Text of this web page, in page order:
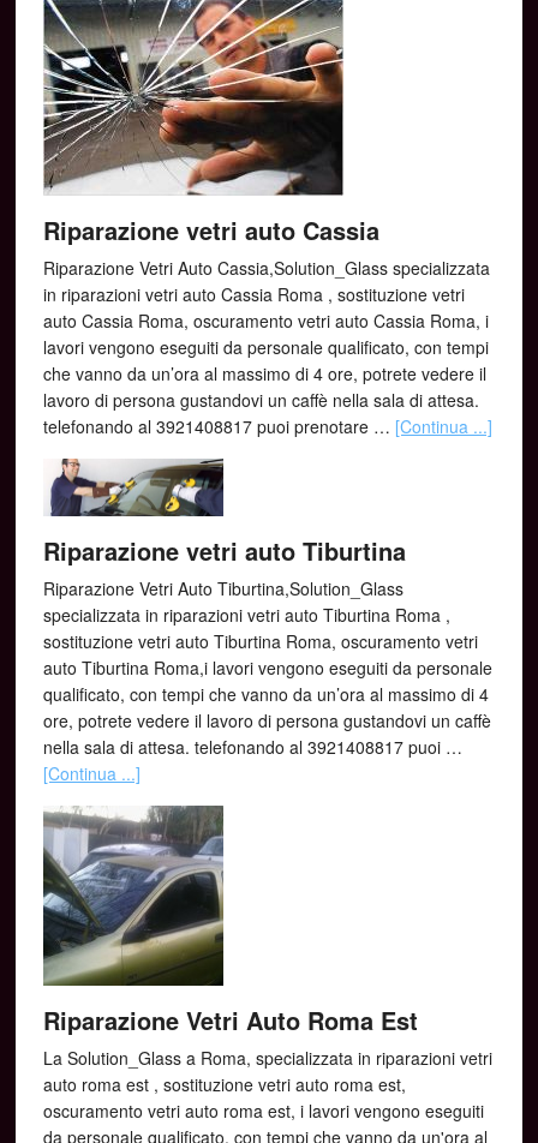
Riparazione vetri auto Cassia
Riparazione Vetri Auto Cassia,Solution_Glass specializzata
in riparazioni vetri auto Cassia Roma , sostituzione vetri
auto Cassia Roma, oscuramento vetri auto Cassia Roma, i
lavori vengono eseguiti da personale qualificato, con tempi
che vanno da un’ora al massimo di 4 ore, potrete vedere il
lavoro di persona gustandovi un caffè nella sala di attesa.
telefonando al 3921408817 puoi prenotare … [Continua ...]
Riparazione vetri auto Tiburtina
Riparazione Vetri Auto Tiburtina,Solution_Glass
specializzata in riparazioni vetri auto Tiburtina Roma ,
sostituzione vetri auto Tiburtina Roma, oscuramento vetri
auto Tiburtina Roma,i lavori vengono eseguiti da personale
qualificato, con tempi che vanno da un’ora al massimo di 4
ore, potrete vedere il lavoro di persona gustandovi un caffè
nella sala di attesa. telefonando al 3921408817 puoi …
[Continua ...]
Riparazione Vetri Auto Roma Est
La Solution_Glass a Roma, specializzata in riparazioni vetri
auto roma est , sostituzione vetri auto roma est,
oscuramento vetri auto roma est, i lavori vengono eseguiti
da personale qualificato, con tempi che vanno da un'ora al